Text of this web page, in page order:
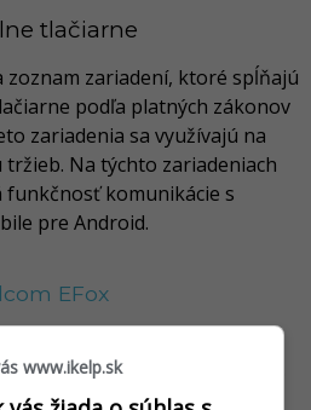
tlačiarne
zoznam zariadení, ktoré spĺňajú
podľa platných zákonov
zariadenia sa využívajú na
Na týchto zariadeniach
komunikácie s
pre Android.
EFox
a zákazníckym displejom.
www.ikelp.sk